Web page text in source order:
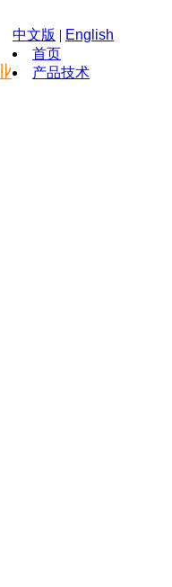
中文版 | English
首页
产品技术